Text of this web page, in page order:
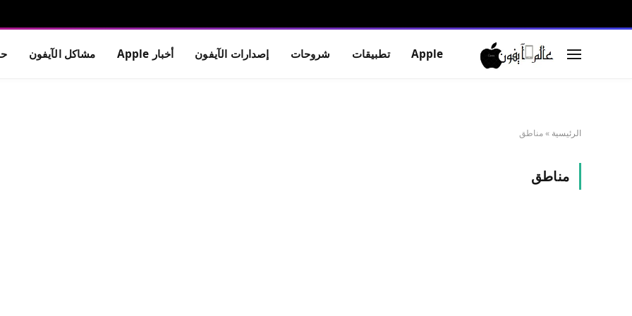
Apple تطبيقات شروحات إصدارات الآيفون أخبار Apple مشاكل الآيفون
الرئيسية »مناطق
مناطق